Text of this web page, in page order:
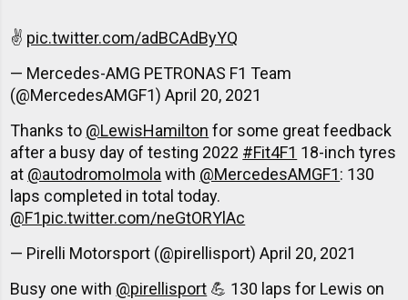
✌️ pic.twitter.com/adBCAdByYQ
— Mercedes-AMG PETRONAS F1 Team
(@MercedesAMGF1)April 20, 2021
Thanks to @LewisHamilton for some great feedback
after a busy day of testing 2022 #Fit4F1 18-inch tyres
at @autodromoImolawith @MercedesAMGF1: 130
laps completed in total today.
@F1pic.twitter.com/neGtORYlAc
— Pirelli Motorsport (@pirellisport)April 20, 2021
Busy one with @pirellisport 💪 130 laps for Lewis on